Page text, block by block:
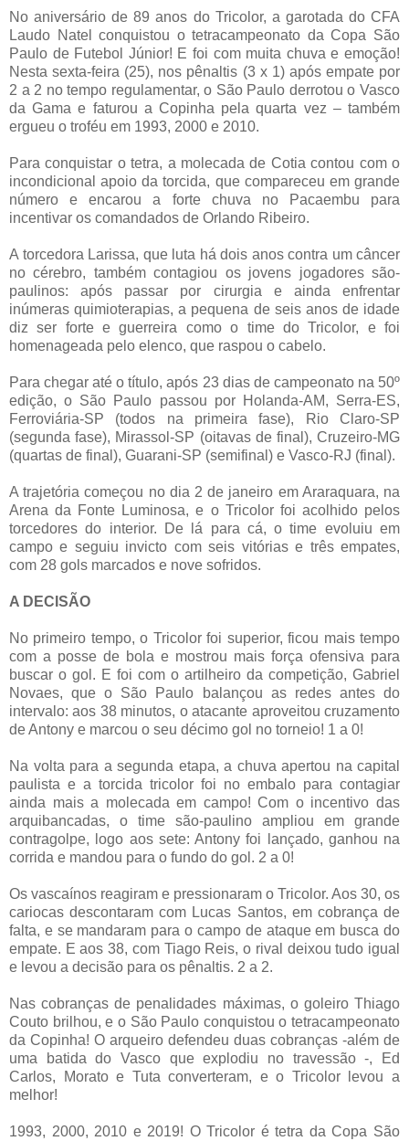
No aniversário de 89 anos do Tricolor, a garotada do CFA
Laudo Natel conquistou o tetracampeonato da Copa São
Paulo de Futebol Júnior! E foi com muita chuva e emoção!
Nesta sexta-feira (25), nos pênaltis (3 x 1) após empate por
2 a 2 no tempo regulamentar, o São Paulo derrotou o Vasco
da Gama e faturou a Copinha pela quarta vez – também
ergueu o troféu em 1993, 2000 e 2010.
Para conquistar o tetra, a molecada de Cotia contou com o
incondicional apoio da torcida, que compareceu em grande
número e encarou a forte chuva no Pacaembu para
incentivar os comandados de Orlando Ribeiro.
A torcedora Larissa, que luta há dois anos contra um câncer
no cérebro, também contagiou os jovens jogadores são-
paulinos: após passar por cirurgia e ainda enfrentar
inúmeras quimioterapias, a pequena de seis anos de idade
diz ser forte e guerreira como o time do Tricolor, e foi
homenageada pelo elenco, que raspou o cabelo.
Para chegar até o título, após 23 dias de campeonato na 50º
edição, o São Paulo passou por Holanda-AM, Serra-ES,
Ferroviária-SP (todos na primeira fase), Rio Claro-SP
(segunda fase), Mirassol-SP (oitavas de final), Cruzeiro-MG
(quartas de final), Guarani-SP (semifinal) e Vasco-RJ (final).
A trajetória começou no dia 2 de janeiro em Araraquara, na
Arena da Fonte Luminosa, e o Tricolor foi acolhido pelos
torcedores do interior. De lá para cá, o time evoluiu em
campo e seguiu invicto com seis vitórias e três empates,
com 28 gols marcados e nove sofridos.
A DECISÃO
No primeiro tempo, o Tricolor foi superior, ficou mais tempo
com a posse de bola e mostrou mais força ofensiva para
buscar o gol. E foi com o artilheiro da competição, Gabriel
Novaes, que o São Paulo balançou as redes antes do
intervalo: aos 38 minutos, o atacante aproveitou cruzamento
de Antony e marcou o seu décimo gol no torneio! 1 a 0!
Na volta para a segunda etapa, a chuva apertou na capital
paulista e a torcida tricolor foi no embalo para contagiar
ainda mais a molecada em campo! Com o incentivo das
arquibancadas, o time são-paulino ampliou em grande
contragolpe, logo aos sete: Antony foi lançado, ganhou na
corrida e mandou para o fundo do gol. 2 a 0!
Os vascaínos reagiram e pressionaram o Tricolor. Aos 30, os
cariocas descontaram com Lucas Santos, em cobrança de
falta, e se mandaram para o campo de ataque em busca do
empate. E aos 38, com Tiago Reis, o rival deixou tudo igual
e levou a decisão para os pênaltis. 2 a 2.
Nas cobranças de penalidades máximas, o goleiro Thiago
Couto brilhou, e o São Paulo conquistou o tetracampeonato
da Copinha! O arqueiro defendeu duas cobranças -além de
uma batida do Vasco que explodiu no travessão -, Ed
Carlos, Morato e Tuta converteram, e o Tricolor levou a
melhor!
1993, 2000, 2010 e 2019! O Tricolor é tetra da Copa São